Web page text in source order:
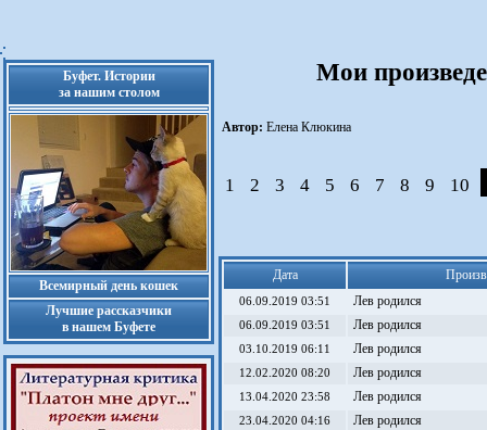
Буфет. Истории
за нашим столом
Всемирный день кошек
Лучшие рассказчики
в нашем Буфете
Мои
Автор: Елена Клюкина
1 2 3 4 5 6 7 8 9 10
Дата
06.09.2019 03:51 Лев родился
06.09.2019 03:51 Лев родился
03.10.2019 06:11 Лев родился
12.02.2020 08:20 Лев родился
13.04.2020 23:58 Лев родился
23.04.2020 04:16 Лев родился